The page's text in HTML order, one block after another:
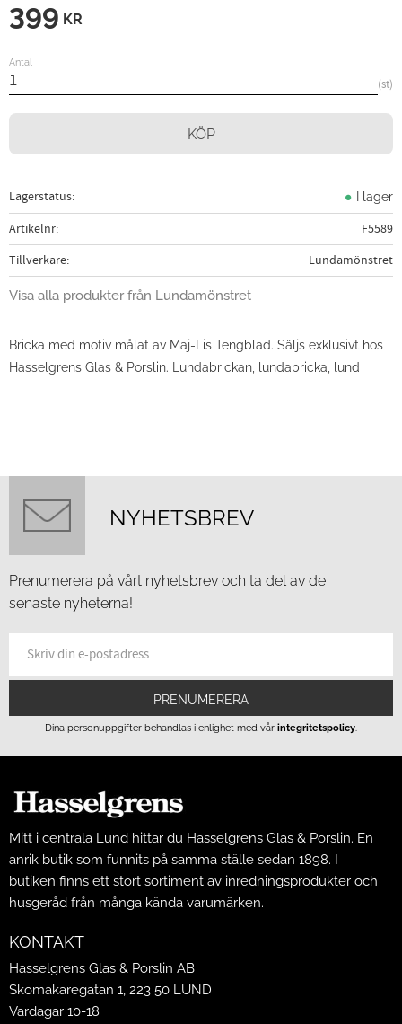
399 KR
Antal
st
KÖP
Lagerstatus I lager
Artikelnr
F5589
Tillverkare
Lundamönstret
Visa alla produkter från Lundamönstret
Bricka med motiv målat av Maj-Lis Tengblad. Säljs exklusivt hos
Hasselgrens Glas & Porslin. Lundabrickan, lundabricka, lund
NYHETSBREV
Prenumerera på vårt nyhetsbrev och ta del av de
senaste nyheterna!
PRENUMERERA
Dina personuppgifter behandlas i enlighet med vår integritetspolicy.
Mitt i centrala Lund hittar du Hasselgrens Glas & Porslin. En
anrik butik som funnits på samma ställe sedan 1898. I
butiken finns ett stort sortiment av inredningsprodukter och
husgeråd från många kända varumärken.
KONTAKT
Hasselgrens Glas & Porslin AB
Skomakaregatan 1, 223 50 LUND
Vardagar 10-18